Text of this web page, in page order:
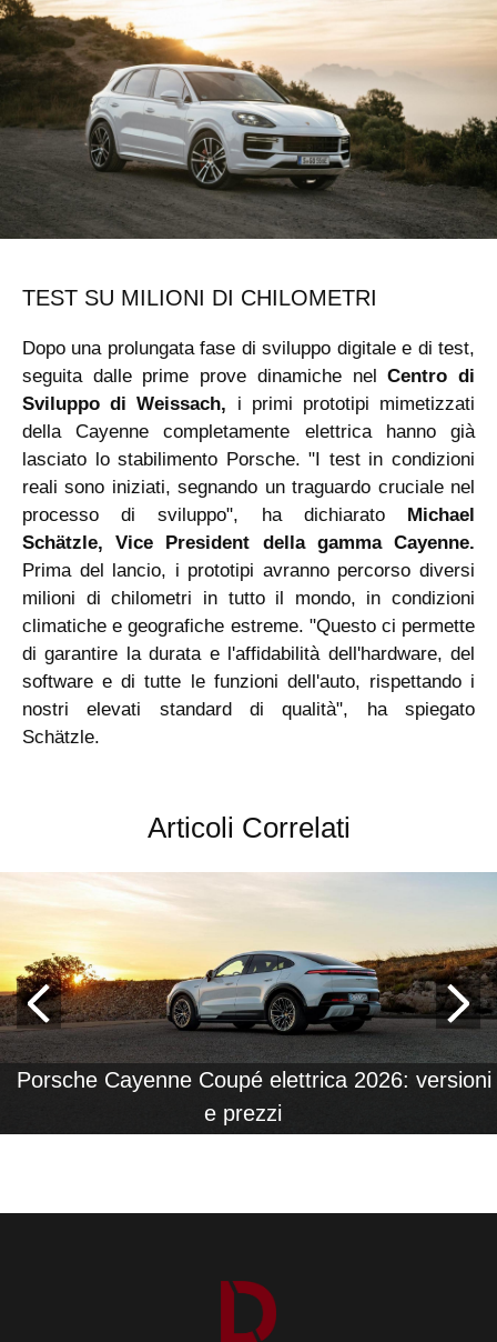
TEST SU MILIONI DI CHILOMETRI
Dopo una prolungata fase di sviluppo digitale e di test,
seguita dalle prime prove dinamiche nelCentro di
Sviluppo di Weissach, i primi prototipi mimetizzati
della Cayenne completamente elettrica hanno già
lasciato lo stabilimento Porsche. "I test in condizioni
reali sono iniziati, segnando un traguardo cruciale nel
processo di sviluppo", ha dichiarato
Michael
Schätzle,
Vice President della gamma Cayenne.
Prima del lancio, i prototipi avranno percorso diversi
milioni di chilometri in tutto il mondo, in condizioni
climatiche e geografiche estreme. "Questo ci permette
di garantire la durata e l'affidabilità dell'hardware, del
software e di tutte le funzioni dell'auto, rispettando i
nostri elevati standard di qualità", ha spiegato
Schätzle.
Articoli Correlati
Porsche Cayenne Coupé elettrica 2026: versioni
e prezzi